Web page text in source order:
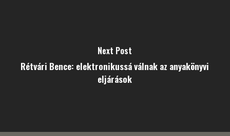
Next Post
Rétvári Bence: elektronikussá válnak az anyakönyvi
eljárások